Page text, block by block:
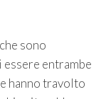
sono
entrambe
hanno travolto